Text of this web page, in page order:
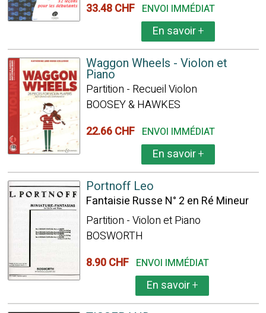
33.48 CHF ENVOI IMMÉDIAT
En savoir+
Waggon Wheels - Violon et
Piano
Partition - Recueil Violon
BOOSEY & HAWKES
22.66 CHF ENVOI IMMÉDIAT
En savoir+
Portnoff Leo
Fantaisie Russe N° 2 en Ré Mineur
Partition - Violon et Piano
BOSWORTH
8.90 CHF ENVOI IMMÉDIAT
En savoir+